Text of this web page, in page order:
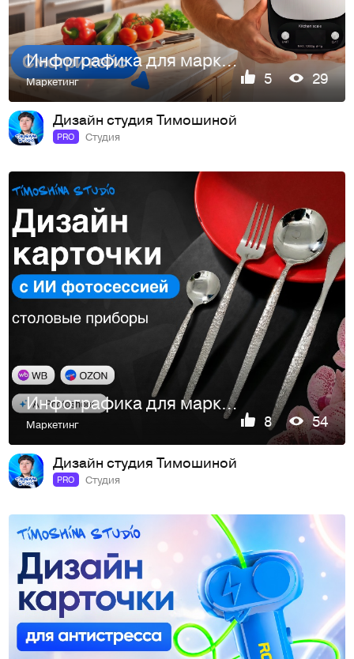
Инфографика для маркетплейсов. Карточка товара WB/Ozon
Маркетинг 5 29
Дизайн студия Тимошиной
PRO Студия
Инфографика для маркетплейсов. Карточка товара WB/Ozon
Маркетинг 8 54
Дизайн студия Тимошиной
PRO Студия